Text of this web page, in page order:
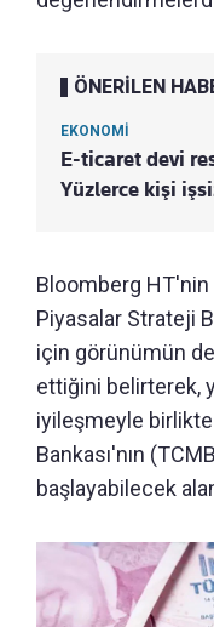
ÖNERİLEN
EKONOMİ
E-ticaret devi
Yüzlerce kişi
Bloomberg
Piyasalar Strateji
için görünümün
ettiğini belirterek,
iyileşmeyle
Bankası'nın
başlayabilecek